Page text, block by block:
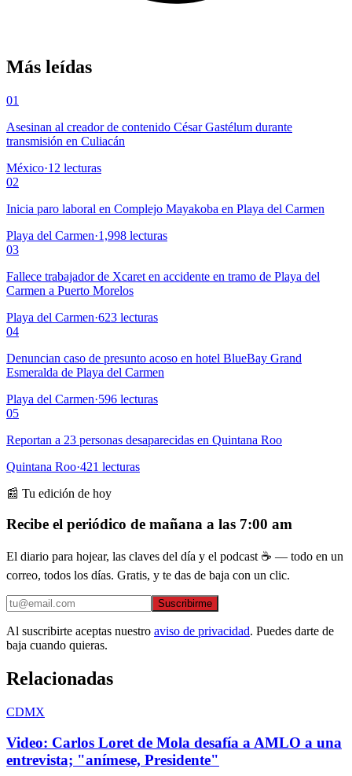
Más leídas
01
Asesinan al creador de contenido César Gastélum durante
transmisión en Culiacán
México·12 lecturas
02
Inicia paro laboral en Complejo Mayakoba en Playa del Carmen
Playa del Carmen·1,998 lecturas
03
Fallece trabajador de Xcaret en accidente en tramo de Playa del
Carmen a Puerto Morelos
Playa del Carmen·623 lecturas
04
Denuncian caso de presunto acoso en hotel BlueBay Grand
Esmeralda de Playa del Carmen
Playa del Carmen·596 lecturas
05
Reportan a 23 personas desaparecidas en Quintana Roo
Quintana Roo·421 lecturas
📰 Tu edición de hoy
Recibe el periódico de mañana a las 7:00 am
El diario para hojear, las claves del día y el podcast ☕ — todo en un
correo, todos los días. Gratis, y te das de baja con un clic.
Suscribirme
Al suscribirte aceptas nuestro aviso de privacidad. Puedes darte de
baja cuando quieras.
Relacionadas
CDMX
Video: Carlos Loret de Mola desafía a AMLO a una
entrevista; "anímese, Presidente"